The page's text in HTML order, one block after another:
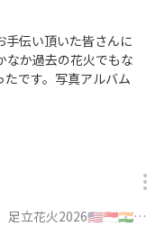
手伝い頂いた皆さんに
なか過去の花火でもな
です。写真アルバム
と交流（本日シート買い足し)に参加